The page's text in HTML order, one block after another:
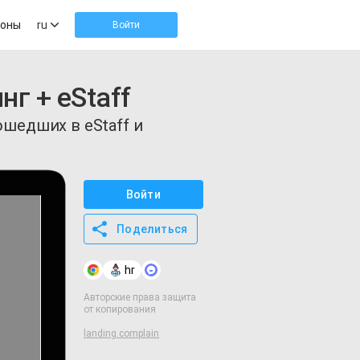
ru Войти
+ eStaff
в eStaff и
Войти
Поделиться
hr
Авторские права защита
от копирования
landing.complain